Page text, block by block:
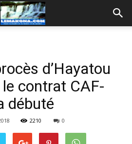
d’Hayatou
contrat CAF-
débuté
2210 0